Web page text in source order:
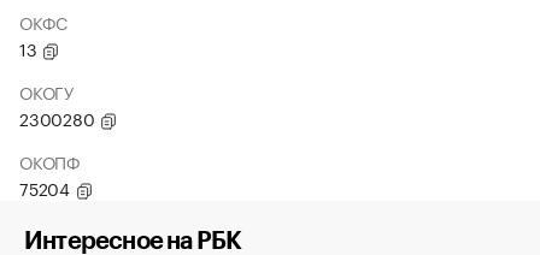
ОКФС
13
ОКОГУ
2300280
ОКОПФ
75204
Интересное на РБК